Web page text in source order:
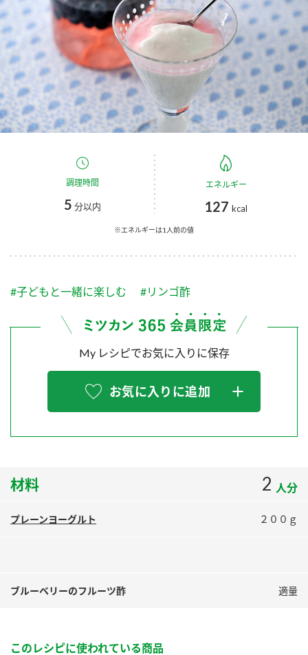
お酢ドリンク ぽん酢
みりん風・料理酒 鍋用調味料
つゆ たれ
スープ 中華
ふりかけ
炊き込みご飯の素 米飯用調味液
納豆 Fibee
ブランド・スペシャルサイト
ブランド・スペシャルサイト トップ
商品ブランドサイト
Fibee（ファイビー）
くらしプラ酢
お酢ドリンク
鍋なび
納豆のサイト
お酢を知ろう！
ぽん酢サワー
納豆の豆知識
ロングセラー商品 ＋ おすすめレシピ
企業情報
国内事業概要
企業理念
ミツカンを知る
ZENB initiative
MIM（ミツカンミュージアム）
ニュースリリース
お客様相談センター
お客様の声をいかしました
販売終了製品のご案内
よくあるご質問
地図から取り扱い店舗を探す
調理時間
5 分以内
エネルギー
127 kcal
※エネルギーは1人前の値
#子どもと一緒に楽しむ #リンゴ酢
My レシピでお気に入りに保存
お気に入りに追加
材料 2 人分
プレーンヨーグルト ２００ｇ
ブルーベリーのフルーツ酢 適量
このレシピに使われている商品